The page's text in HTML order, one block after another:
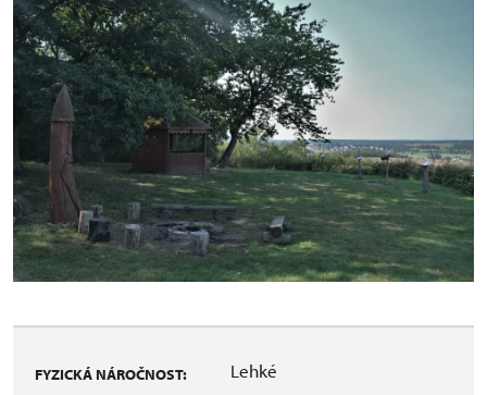
FYZICKÁ NÁROČNOST: Lehké